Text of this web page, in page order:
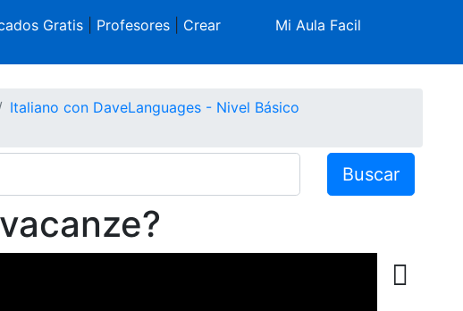
Gratis| Profesores| Crear
Mi Aula Facil
Italiano con DaveLanguages - Nivel Básico
Buscar